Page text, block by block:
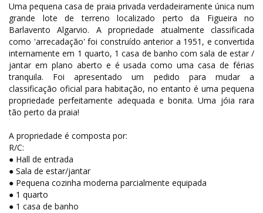
Uma pequena casa de praia privada verdadeiramente única num
grande lote de terreno localizado perto da Figueira no
Barlavento Algarvio. A propriedade atualmente classificada
como 'arrecadação' foi construído anterior a 1951, e convertida
internamente em 1 quarto, 1 casa de banho com sala de estar /
jantar em plano aberto e é usada como uma casa de férias
tranquila. Foi apresentado um pedido para mudar a
classificação oficial para habitação, no entanto é uma pequena
propriedade perfeitamente adequada e bonita. Uma jóia rara
tão perto da praia!
A propriedade é composta por:
R/C:
● Hall de entrada
● Sala de estar/jantar
● Pequena cozinha moderna parcialmente equipada
● 1 quarto
● 1 casa de banho